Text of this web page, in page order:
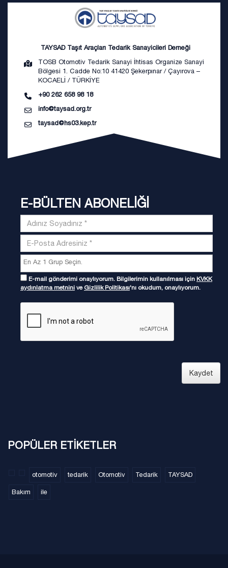
TAYSAD Taşıt Araçları Tedarik Sanayicileri Derneği
TOSB Otomotiv Tedarik Sanayi İhtisas Organize Sanayi
Bölgesi 1. Cadde No:10 41420 Şekerpınar / Çayırova –
KOCAELİ / TÜRKİYE
+90 262 658 98 18
info@taysad.org.tr
taysad@hs03.kep.tr
E-BÜLTEN ABONELİĞİ
E-mail gönderimi onaylıyorum. Bilgilerimin kullanılması için KVKK
aydınlatma metnini ve Gizlilik Politikası'nı okudum, onaylıyorum.
Kaydet
POPÜLER ETİKETLER
otomotiv tedarik Otomotiv Tedarik TAYSAD
Bakım ile